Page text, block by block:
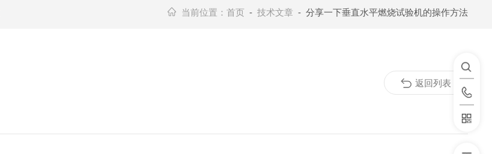
当前位置： 首页 - 技术文章 - 分享一下垂直水平燃烧试验机的操作方法
返回列表